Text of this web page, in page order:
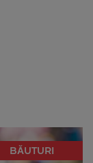
BĂUTURI